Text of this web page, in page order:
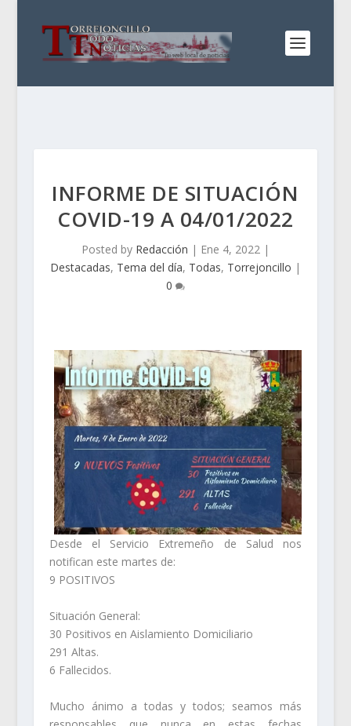
INFORME DE SITUACIÓN
COVID-19 A 04/01/2022
Posted by Redacción | Ene 4, 2022|
Destacadas, Tema del día, Todas, Torrejoncillo |
0
Desde el Servicio Extremeño de Salud nos
notifican este martes de:
9 POSITIVOS
Situación General:
30 Positivos en Aislamiento Domiciliario
291 Altas.
6 Fallecidos.
Mucho ánimo a todas y todos; seamos más